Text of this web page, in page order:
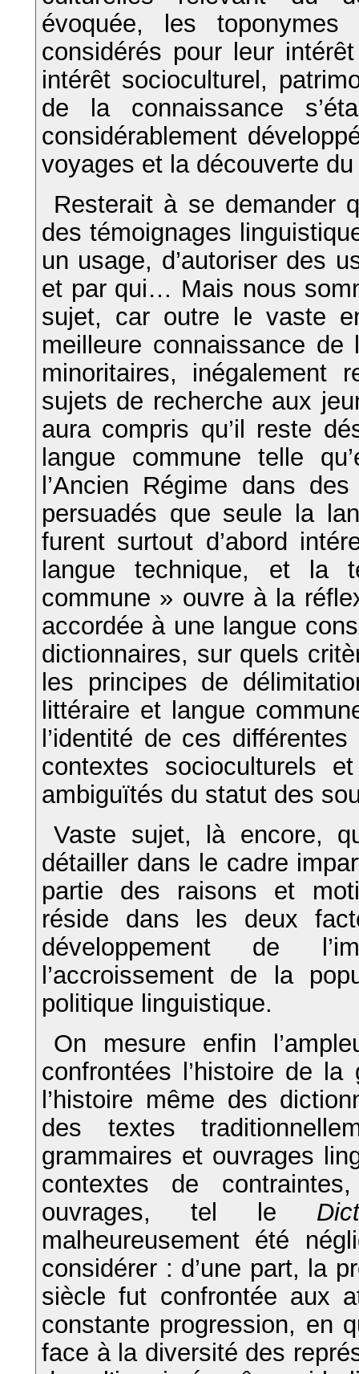
évoquée, les
considérés pour leur
intérêt socioculturel,
de la connaissance
considérablement
voyages et la découverte
Resterait à se demander
des témoignages
un usage, d’autoriser des
et par qui… Mais nous
sujet, car outre le vaste
meilleure connaissance de
minoritaires, inégalement
sujets de recherche aux
aura compris qu’il reste
langue commune telle
l’Ancien Régime dans
persuadés que seule la
furent surtout d’abord
langue technique, et la
commune » ouvre à la
accordée à une langue
dictionnaires, sur quels
les principes de
littéraire et langue
l’identité de ces
contextes socioculturels
ambiguïtés du statut des
Vaste sujet, là encore,
détailler dans le cadre
partie des raisons et
réside dans les deux
développement de
l’accroissement de la
politique linguistique.
On mesure enfin
confrontées l’histoire de la
l’histoire même des
des textes
grammaires et ouvrages
contextes de
ouvrages, tel le
malheureusement été
considérer : d’une part, la
siècle fut confrontée aux
constante progression, en
face à la diversité des